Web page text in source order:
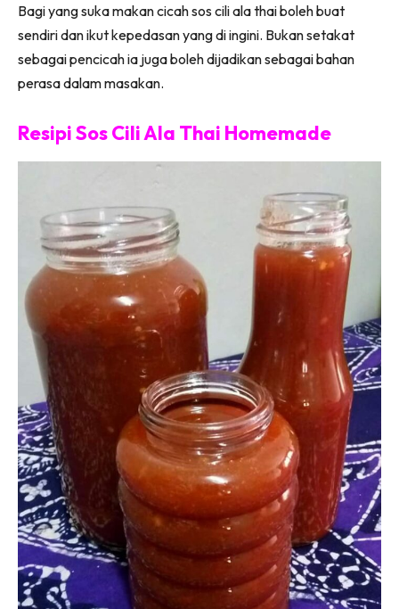
Bagi yang suka makan cicah sos cili ala thai boleh buat
sendiri dan ikut kepedasan yang di ingini. Bukan setakat
sebagai pencicah ia juga boleh dijadikan sebagai bahan
perasa dalam masakan.
Resipi Sos Cili Ala Thai Homemade